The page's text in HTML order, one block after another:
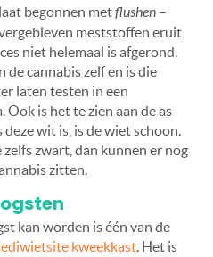
begonnen metflushen –
meststoffen eruit
niet helemaal is afgerond.
de cannabis zelf en is die
laten testen in een
is het te zien aan de as
wit is, is de wiet schoon.
zwart, dan kunnen er nog
zitten.
kan worden is één van de
kweekkast. Het is